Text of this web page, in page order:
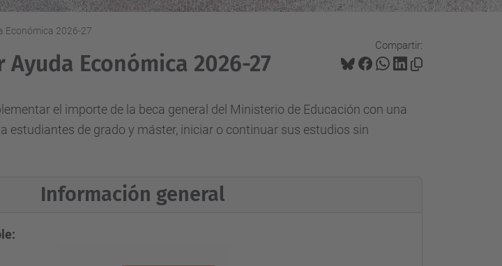
Económica 2026-27
Compartir:
Económica 2026-27
el importe de la beca general del Ministerio de Educación con una
estudiantes de grado y máster, iniciar o continuar sus estudios sin
Información general